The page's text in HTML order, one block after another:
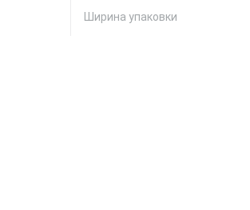
Ширина упаковки